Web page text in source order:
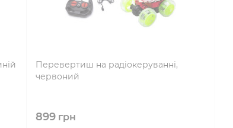
Перевертиш на радіокеруванні,
червоний
899грн